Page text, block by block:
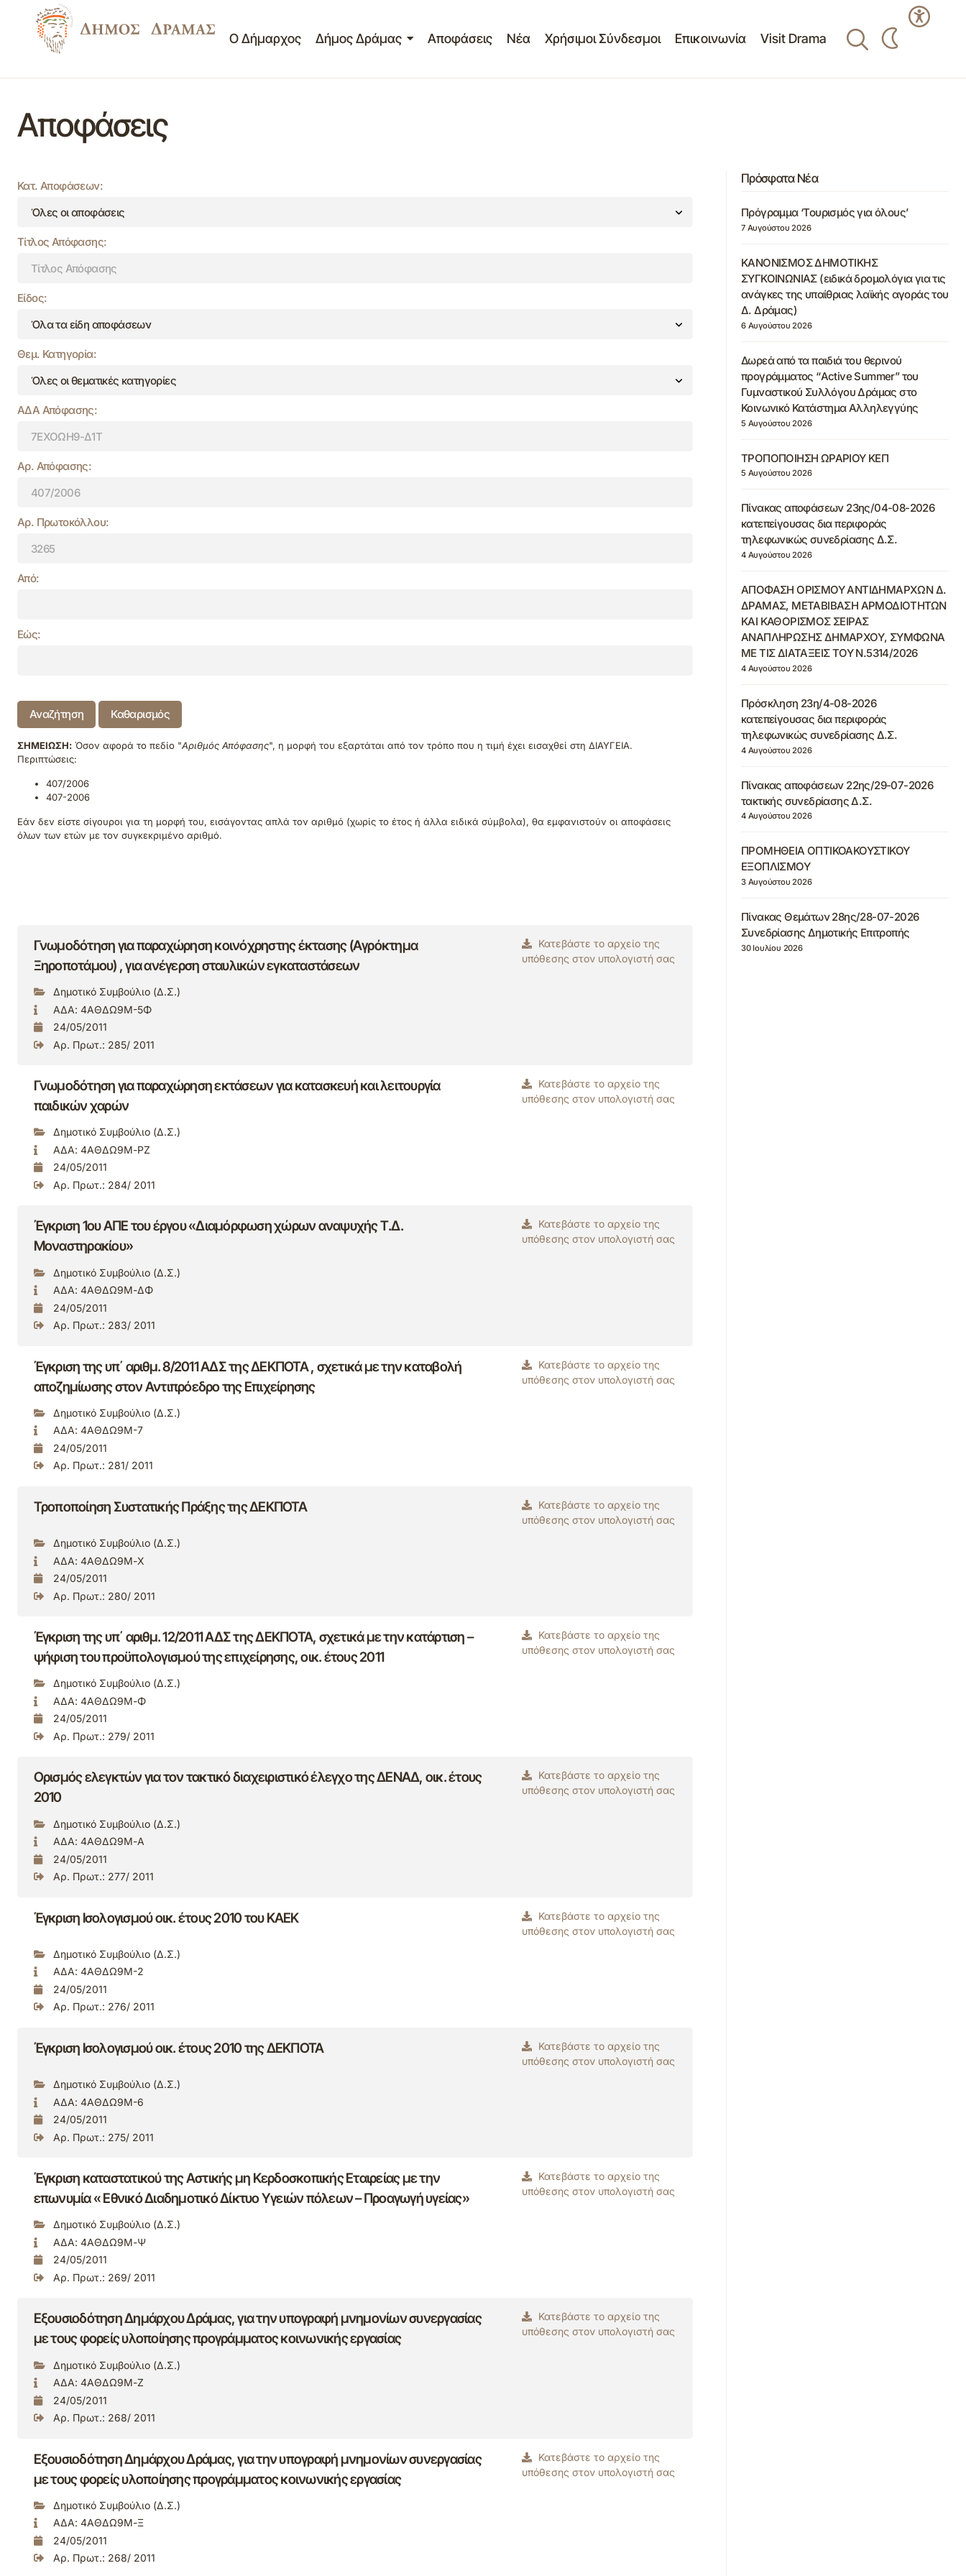
Ο Δήμαρχος Δήμος Δράμας Αποφάσεις Νέα Χρήσιμοι Σύνδεσμοι Επικοινωνία Visit Drama
Αποφάσεις
Κατ. Αποφάσεων:
Τίτλος Απόφασης:
Είδος:
Θεμ. Κατηγορία:
ΑΔΑ Απόφασης:
Αρ. Απόφασης:
Αρ. Πρωτοκόλλου:
Από:
Εώς:
Αναζήτηση Καθαρισμός
ΣΗΜΕΙΩΣΗ: Όσον αφορά το πεδίο "Αριθμός Απόφασης", η μορφή του εξαρτάται από τον τρόπο που η τιμή έχει εισαχθεί στη ΔΙΑΥΓΕΙΑ.
Περιπτώσεις:
407/2006
407-2006
Εάν δεν είστε σίγουροι για τη μορφή του, εισάγοντας απλά τον αριθμό (χωρίς το έτος ή άλλα ειδικά σύμβολα), θα εμφανιστούν οι αποφάσεις
όλων των ετών με τον συγκεκριμένο αριθμό.
Γνωμοδότηση για παραχώρηση κοινόχρηστης έκτασης (Αγρόκτημα
Ξηροποτάμου) , για ανέγερση σταυλικών εγκαταστάσεων
Κατεβάστε το αρχείο της
υπόθεσης στον υπολογιστή σας
Δημοτικό Συμβούλιο (Δ.Σ.)
ΑΔΑ: 4ΑΘΔΩ9Μ-5Φ
24/05/2011
Αρ. Πρωτ.: 285/ 2011
Γνωμοδότηση για παραχώρηση εκτάσεων για κατασκευή και λειτουργία
παιδικών χαρών
Κατεβάστε το αρχείο της
υπόθεσης στον υπολογιστή σας
Δημοτικό Συμβούλιο (Δ.Σ.)
ΑΔΑ: 4ΑΘΔΩ9Μ-ΡΖ
24/05/2011
Αρ. Πρωτ.: 284/ 2011
Έγκριση 1ου ΑΠΕ του έργου «Διαμόρφωση χώρων αναψυχής Τ.Δ.
Μοναστηρακίου»
Κατεβάστε το αρχείο της
υπόθεσης στον υπολογιστή σας
Δημοτικό Συμβούλιο (Δ.Σ.)
ΑΔΑ: 4ΑΘΔΩ9Μ-ΔΦ
24/05/2011
Αρ. Πρωτ.: 283/ 2011
Έγκριση της υπ΄ αριθμ. 8/2011 ΑΔΣ της ΔΕΚΠΟΤΑ , σχετικά με την καταβολή
αποζημίωσης στον Αντιπρόεδρο της Επιχείρησης
Κατεβάστε το αρχείο της
υπόθεσης στον υπολογιστή σας
Δημοτικό Συμβούλιο (Δ.Σ.)
ΑΔΑ: 4ΑΘΔΩ9Μ-7
24/05/2011
Αρ. Πρωτ.: 281/ 2011
Τροποποίηση Συστατικής Πράξης της ΔΕΚΠΟΤΑ
Κατεβάστε το αρχείο της
υπόθεσης στον υπολογιστή σας
Δημοτικό Συμβούλιο (Δ.Σ.)
ΑΔΑ: 4ΑΘΔΩ9Μ-Χ
24/05/2011
Αρ. Πρωτ.: 280/ 2011
Έγκριση της υπ΄ αριθμ. 12/2011 ΑΔΣ της ΔΕΚΠΟΤΑ, σχετικά με την κατάρτιση –
ψήφιση του προϋπολογισμού της επιχείρησης, οικ. έτους 2011
Κατεβάστε το αρχείο της
υπόθεσης στον υπολογιστή σας
Δημοτικό Συμβούλιο (Δ.Σ.)
ΑΔΑ: 4ΑΘΔΩ9Μ-Φ
24/05/2011
Αρ. Πρωτ.: 279/ 2011
Ορισμός ελεγκτών για τον τακτικό διαχειριστικό έλεγχο της ΔΕΝΑΔ, οικ. έτους
2010
Κατεβάστε το αρχείο της
υπόθεσης στον υπολογιστή σας
Δημοτικό Συμβούλιο (Δ.Σ.)
ΑΔΑ: 4ΑΘΔΩ9Μ-Α
24/05/2011
Αρ. Πρωτ.: 277/ 2011
Έγκριση Ισολογισμού οικ. έτους 2010 του ΚΑΕΚ
Κατεβάστε το αρχείο της
υπόθεσης στον υπολογιστή σας
Δημοτικό Συμβούλιο (Δ.Σ.)
ΑΔΑ: 4ΑΘΔΩ9Μ-2
24/05/2011
Αρ. Πρωτ.: 276/ 2011
Έγκριση Ισολογισμού οικ. έτους 2010 της ΔΕΚΠΟΤΑ
Κατεβάστε το αρχείο της
υπόθεσης στον υπολογιστή σας
Δημοτικό Συμβούλιο (Δ.Σ.)
ΑΔΑ: 4ΑΘΔΩ9Μ-6
24/05/2011
Αρ. Πρωτ.: 275/ 2011
Έγκριση καταστατικού της Aστικής μη Kερδοσκοπικής Εταιρείας με την
επωνυμία « Εθνικό Διαδημοτικό Δίκτυο Υγειών πόλεων – Προαγωγή υγείας»
Κατεβάστε το αρχείο της
υπόθεσης στον υπολογιστή σας
Δημοτικό Συμβούλιο (Δ.Σ.)
ΑΔΑ: 4ΑΘΔΩ9Μ-Ψ
24/05/2011
Αρ. Πρωτ.: 269/ 2011
Εξουσιοδότηση Δημάρχου Δράμας, για την υπογραφή μνημονίων συνεργασίας
με τους φορείς υλοποίησης προγράμματος κοινωνικής εργασίας
Κατεβάστε το αρχείο της
υπόθεσης στον υπολογιστή σας
Δημοτικό Συμβούλιο (Δ.Σ.)
ΑΔΑ: 4ΑΘΔΩ9Μ-Ζ
24/05/2011
Αρ. Πρωτ.: 268/ 2011
Εξουσιοδότηση Δημάρχου Δράμας, για την υπογραφή μνημονίων συνεργασίας
με τους φορείς υλοποίησης προγράμματος κοινωνικής εργασίας
Κατεβάστε το αρχείο της
υπόθεσης στον υπολογιστή σας
Δημοτικό Συμβούλιο (Δ.Σ.)
ΑΔΑ: 4ΑΘΔΩ9Μ-Ξ
24/05/2011
Αρ. Πρωτ.: 268/ 2011
Πρόσφατα Νέα
Πρόγραμμα ‘Τουρισμός για όλους’
7 Αυγούστου 2026
ΚΑΝΟΝΙΣΜΟΣ ΔΗΜΟΤΙΚΗΣ
ΣΥΓΚΟΙΝΩΝΙΑΣ (ειδικά δρομολόγια για τις
ανάγκες της υπαίθριας λαϊκής αγοράς του
Δ. Δράμας)
6 Αυγούστου 2026
Δωρεά από τα παιδιά του θερινού
προγράμματος “Active Summer” του
Γυμναστικού Συλλόγου Δράμας στο
Κοινωνικό Κατάστημα Αλληλεγγύης
5 Αυγούστου 2026
ΤΡΟΠΟΠΟΙΗΣΗ ΩΡΑΡΙΟΥ ΚΕΠ
5 Αυγούστου 2026
Πίνακας αποφάσεων 23ης/04-08-2026
κατεπείγουσας δια περιφοράς
τηλεφωνικώς συνεδρίασης Δ.Σ.
4 Αυγούστου 2026
ΑΠΟΦΑΣΗ ΟΡΙΣΜΟΥ ΑΝΤΙΔΗΜΑΡΧΩΝ Δ.
ΔΡΑΜΑΣ, ΜΕΤΑΒΙΒΑΣΗ ΑΡΜΟΔΙΟΤΗΤΩΝ
ΚΑΙ ΚΑΘΟΡΙΣΜΟΣ ΣΕΙΡΑΣ
ΑΝΑΠΛΗΡΩΣΗΣ ΔΗΜΑΡΧΟΥ, ΣΥΜΦΩΝΑ
ΜΕ ΤΙΣ ΔΙΑΤΑΞΕΙΣ ΤΟΥ Ν.5314/2026
4 Αυγούστου 2026
Πρόσκληση 23η/4-08-2026
κατεπείγουσας δια περιφοράς
τηλεφωνικώς συνεδρίασης Δ.Σ.
4 Αυγούστου 2026
Πίνακας αποφάσεων 22ης/29-07-2026
τακτικής συνεδρίασης Δ.Σ.
4 Αυγούστου 2026
ΠΡΟΜΗΘΕΙΑ ΟΠΤΙΚΟΑΚΟΥΣΤΙΚΟΥ
ΕΞΟΠΛΙΣΜΟΥ
3 Αυγούστου 2026
Πίνακας Θεμάτων 28ης/28-07-2026
Συνεδρίασης Δημοτικής Επιτροπής
30 Ιουλίου 2026